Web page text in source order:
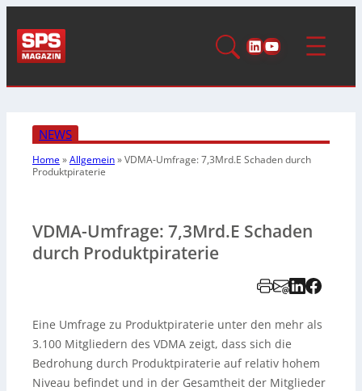
LinkedIn
YouTube
NEWS
Home»Allgemein»VDMA-Umfrage: 7,3Mrd.E Schaden durch
Produktpiraterie
VDMA-Umfrage: 7,3Mrd.E Schaden
durch Produktpiraterie
Eine Umfrage zu Produktpiraterie unter den mehr als
3.100 Mitgliedern des VDMA zeigt, dass sich die
Bedrohung durch Produktpiraterie auf relativ hohem
Niveau befindet und in der Gesamtheit der Mitglieder